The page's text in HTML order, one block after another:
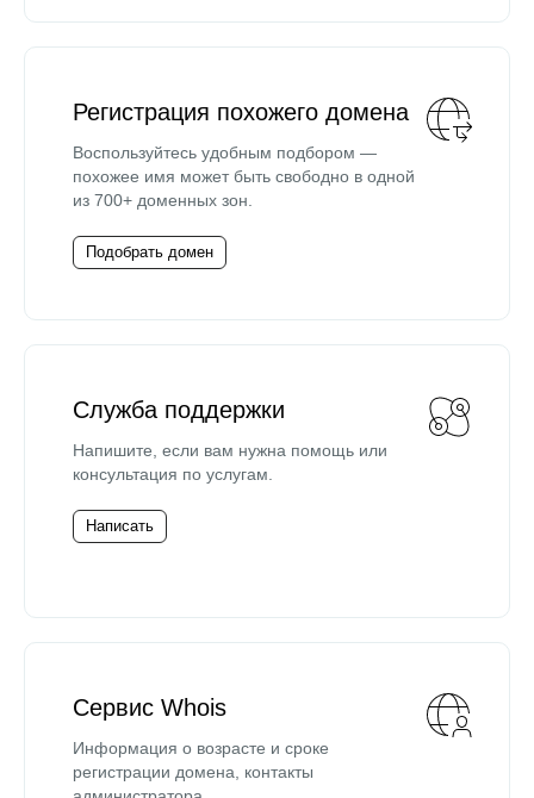
Регистрация похожего домена
Воспользуйтесь удобным подбором —
похожее имя может быть свободно в одной
из 700+ доменных зон.
Подобрать домен
Служба поддержки
Напишите, если вам нужна помощь или
консультация по услугам.
Написать
Сервис Whois
Информация о возрасте и сроке
регистрации домена, контакты